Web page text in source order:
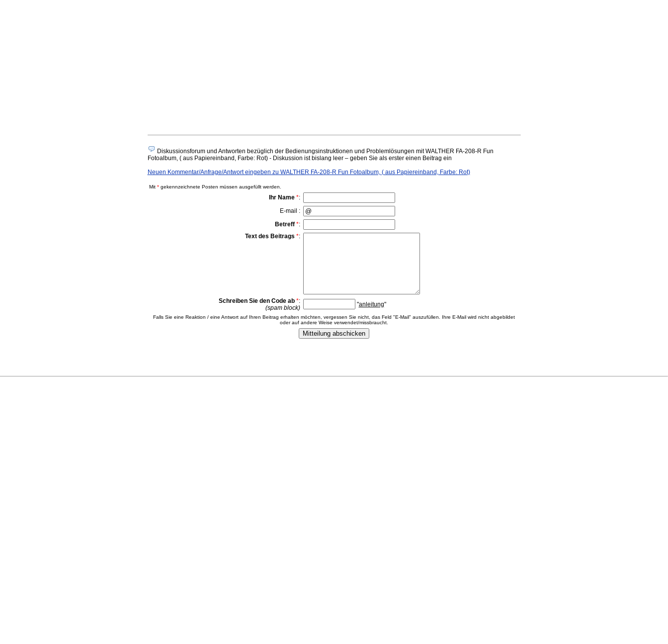
Diskussionsforum und Antworten bezüglich der Bedienungsinstruktionen und Problemlösungen mit WALTHER FA-208-R Fun
Fotoalbum, ( aus Papiereinband, Farbe: Rot) - Diskussion ist bislang leer – geben Sie als erster einen Beitrag ein
Neuen Kommentar/Anfrage/Antwort eingeben zu WALTHER FA-208-R Fun Fotoalbum, ( aus Papiereinband, Farbe: Rot)
Mit *gekennzeichnete Posten müssen ausgefüllt werden.
Ihr Name *:
E-mail :
Betreff *:
Text des Beitrags *:
Schreiben Sie den Code ab *:
(spam block)
"anleitung"
Falls Sie eine Reaktion / eine Antwort auf Ihren Beitrag erhalten möchten, vergessen Sie nicht, das Feld "E-Mail" auszufüllen. Ihre E-Mail wird nicht abgebildet
oder auf andere Weise verwendet/missbraucht.